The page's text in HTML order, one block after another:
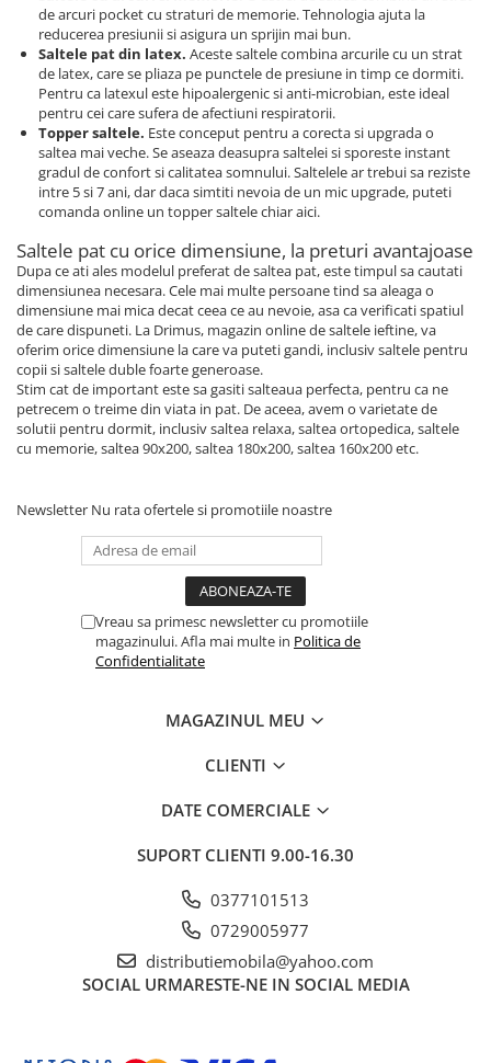
de arcuri pocket cu straturi de memorie. Tehnologia ajuta la
reducerea presiunii si asigura un sprijin mai bun.
Saltele pat din latex. Aceste saltele combina arcurile cu un strat
de latex, care se pliaza pe punctele de presiune in timp ce dormiti.
Pentru ca latexul este hipoalergenic si anti-microbian, este ideal
pentru cei care sufera de afectiuni respiratorii.
Topper saltele. Este conceput pentru a corecta si upgrada o
saltea mai veche. Se aseaza deasupra saltelei si sporeste instant
gradul de confort si calitatea somnului. Saltelele ar trebui sa reziste
intre 5 si 7 ani, dar daca simtiti nevoia de un mic upgrade, puteti
comanda online un topper saltele chiar aici.
Saltele pat cu orice dimensiune, la preturi avantajoase
Dupa ce ati ales modelul preferat de saltea pat, este timpul sa cautati
dimensiunea necesara. Cele mai multe persoane tind sa aleaga o
dimensiune mai mica decat ceea ce au nevoie, asa ca verificati spatiul
de care dispuneti. La Drimus, magazin online de saltele ieftine, va
oferim orice dimensiune la care va puteti gandi, inclusiv saltele pentru
copii si saltele duble foarte generoase.
Stim cat de important este sa gasiti salteaua perfecta, pentru ca ne
petrecem o treime din viata in pat. De aceea, avem o varietate de
solutii pentru dormit, inclusiv saltea relaxa, saltea ortopedica, saltele
cu memorie, saltea 90x200, saltea 180x200, saltea 160x200 etc.
Newsletter Nu rata ofertele si promotiile noastre
Vreau sa primesc newsletter cu promotiile
magazinului. Afla mai multe in Politica de
Confidentialitate
MAGAZINUL MEU
CLIENTI
DATE COMERCIALE
SUPORT CLIENTI 9.00-16.30
0377101513
0729005977
distributiemobila@yahoo.com
SOCIAL URMARESTE-NE IN SOCIAL MEDIA